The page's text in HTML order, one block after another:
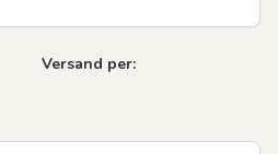
Versand per: